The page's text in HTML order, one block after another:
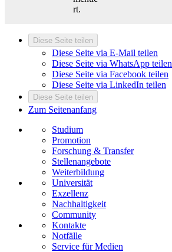
rt.
Diese Seite teilen
Diese Seite via E-Mail teilen
Diese Seite via WhatsApp teilen
Diese Seite via Facebook teilen
Diese Seite via LinkedIn teilen
Diese Seite teilen
Zum Seitenanfang
Studium
Promotion
Forschung & Transfer
Stellenangebote
Weiterbildung
Universität
Exzellenz
Nachhaltigkeit
Community
Kontakte
Notfälle
Service für Medien